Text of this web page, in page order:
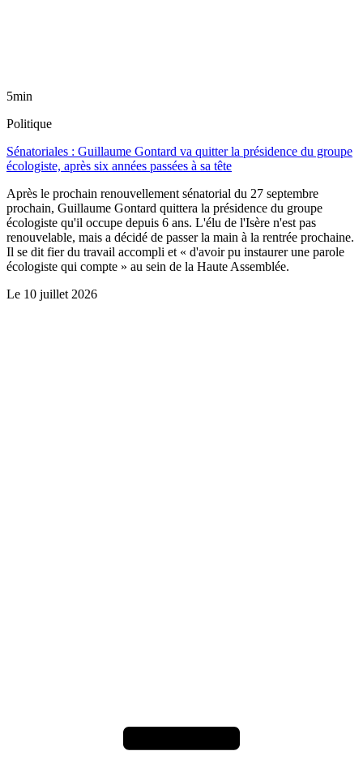
5min
Politique
Sénatoriales : Guillaume Gontard va quitter la présidence du groupe
écologiste, après six années passées à sa tête
Après le prochain renouvellement sénatorial du 27 septembre
prochain, Guillaume Gontard quittera la présidence du groupe
écologiste qu'il occupe depuis 6 ans. L'élu de l'Isère n'est pas
renouvelable, mais a décidé de passer la main à la rentrée prochaine.
Il se dit fier du travail accompli et « d'avoir pu instaurer une parole
écologiste qui compte » au sein de la Haute Assemblée.
Le 10 juillet 2026